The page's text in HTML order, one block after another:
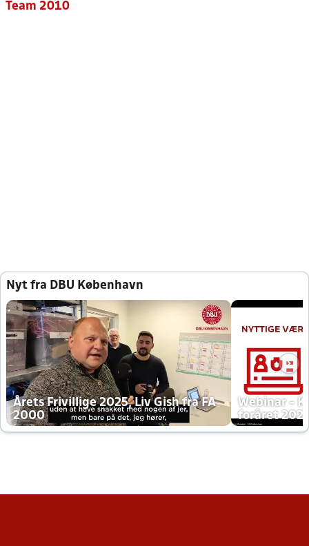
Team 2010
Nyt fra DBU København
Årets Frivillige 2025, Liv Gish fra FA
2000
Webinar -
foråret